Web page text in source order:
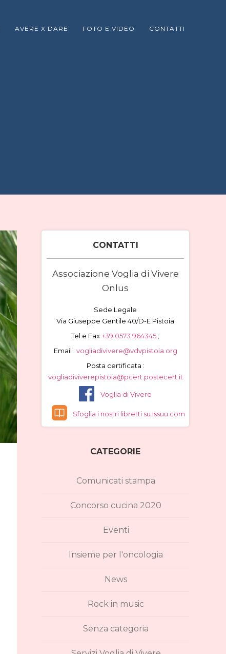
AVERE X DARE FOTO E VIDEO CONTATTI
CONTATTI
Associazione Voglia di Vivere
Onlus
Sede Legale
Via Giuseppe Gentile 40/D-E Pistoia
Tel e Fax+39 0573 964345 ;
Email : vogliadivivere@vdvpistoia.org
Posta certificata :
vogliadiviverepistoia@pcert.postecert.it
Voglia di Vivere
Sfoglia i nostri libretti su Issuu.com
CATEGORIE
Comunicati stampa
Concorso cucina 2020
Eventi
Insieme per l'oncologia
News
Rock in music
Senza categoria